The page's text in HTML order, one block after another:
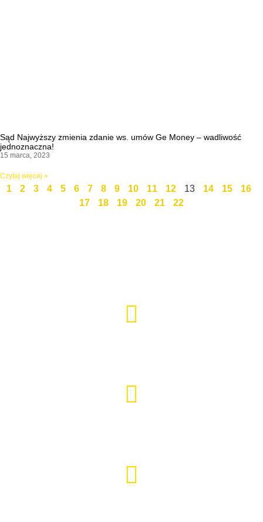
Sąd Najwyższy zmienia zdanie ws. umów Ge Money – wadliwość
jednoznaczna!
15 marca, 2023
Czytaj więcej »
1 2 3 4 5 6 7 8 9 10 11 12 13 14 15
16
17
18 19 20 21 22